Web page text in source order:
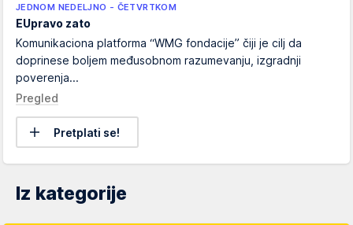
JEDNOM NEDELJNO - ČETVRTKOM
EUpravo zato
Komunikaciona platforma “WMG fondacije” čiji je cilj da
doprinese boljem međusobnom razumevanju, izgradnji
poverenja...
Pregled
Pretplati se!
Iz kategorije